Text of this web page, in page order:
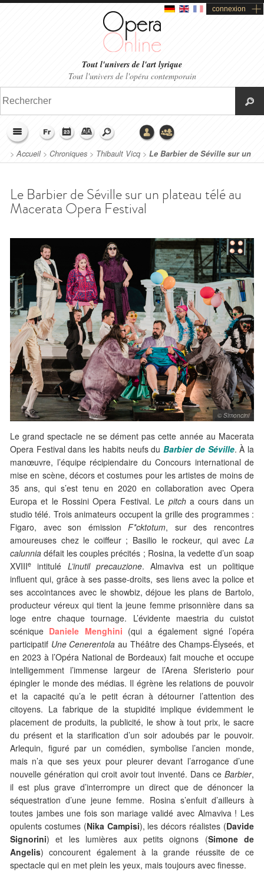
connexion
Tout l'univers de l'art lyrique
Tout l'univers de l'opéra contemporain
>Accueil> Chroniques > Thibault Vicq > Le Barbier de Séville sur un
plateau télé au Macerata Opera Festival
Le Barbier de Séville sur un plateau télé au
Macerata Opera Festival
© Simoncini
Le grand spectacle ne se dément pas cette année au Macerata
Opera Festival dans les habits neufs duBarbier de Séville. À la
manœuvre, l’équipe récipiendaire du Concours international de
mise en scène, décors et costumes pour les artistes de moins de
35 ans, qui s’est tenu en 2020 en collaboration avec Opera
Europa et le Rossini Opera Festival. Le pitcha cours dans un
studio télé. Trois animateurs occupent la grille des programmes :
Figaro, avec son émissionF*cktotum, sur des rencontres
amoureuses chez le coiffeur ; Basilio le rockeur, qui avec La
calunnia défait les couples précités ; Rosina, la vedette d’un soap
XVIIIe intitulé L’inutil precauzione. Almaviva est un politique
influent qui, grâce à ses passe-droits, ses liens avec la police et
ses accointances avec le showbiz, déjoue les plans de Bartolo,
producteur véreux qui tient la jeune femme prisonnière dans sa
loge entre chaque tournage. L’évidente maestria du cuistot
scénique Daniele Menghini (qui a également signé l’opéra
participatif Une Cenerentola au Théâtre des Champs-Élyseés, et
en 2023 à l’Opéra National de Bordeaux) fait mouche et occupe
intelligemment l’immense largeur de l’Arena Sferisterio pour
épingler le monde des médias. Il égrène les relations de pouvoir
et la capacité qu’a le petit écran à détourner l’attention des
citoyens. La fabrique de la stupidité implique évidemment le
placement de produits, la publicité, le show à tout prix, le sacre
du présent et la starification d’un soir adoubés par le pouvoir.
Arlequin, figuré par un comédien, symbolise l’ancien monde,
mais n’a que ses yeux pour pleurer devant l’arrogance d’une
nouvelle génération qui croit avoir tout inventé. Dans ce Barbier,
il est plus grave d’interrompre un direct que de dénoncer la
séquestration d’une jeune femme. Rosina s’enfuit d’ailleurs à
toutes jambes une fois son mariage validé avec Almaviva ! Les
opulents costumes (Nika Campisi), les décors réalistes (Davide
Signorini) et les lumières aux petits oignons (Simone de
Angelis) concourent également à la grande réussite de ce
spectacle qui en met plein les yeux, mais toujours avec finesse.